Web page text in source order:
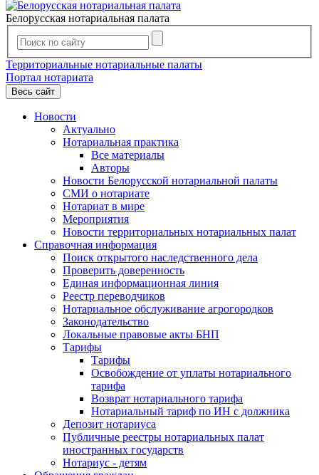
Белорусская нотариальная палата
Территориальные нотариальные палаты
Портал нотариата
Весь сайт
Новости
Актуально
Нотариальная практика
Все материалы
Авторы
Новости Белорусской нотариальной палаты
СМИ о нотариате
Нотариат в мире
Мероприятия
Новости территориальных нотариальных палат
Справочная информация
Поиск открытого наследственного дела
Проверить доверенность
Единая информационная линия
Реестр переводчиков
Нотариальное обслуживание агрогородков
Законодательство
Локальные правовые акты БНП
Тарифы
Тарифы
Освобождение от уплаты нотариального
тарифа
Возврат нотариального тарифа
Нотариальный тариф по ИН с должника
Депозит нотариуса
Публичные реестры нотариальных палат
иностранных государств
Нотариус - детям